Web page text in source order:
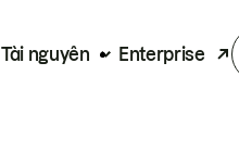
Tài nguyên Enterprise